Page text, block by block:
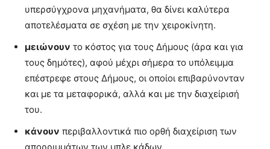
υπερσύγχρονα μηχανήματα, θα δίνει καλύτερα
αποτελέσματα σε σχέση με την χειροκίνητη.
μειώνουν το κόστος για τους Δήμους (άρα και για
τους δημότες), αφού μέχρι σήμερα το υπόλειμμα
επέστρεφε στους Δήμους, οι οποίοι επιβαρύνονταν
και με τα μεταφορικά, αλλά και με την διαχείρισή
του.
κάνουν περιβαλλοντικά πιο ορθή διαχείριση των
απορριμμάτων των μπλε κάδων.